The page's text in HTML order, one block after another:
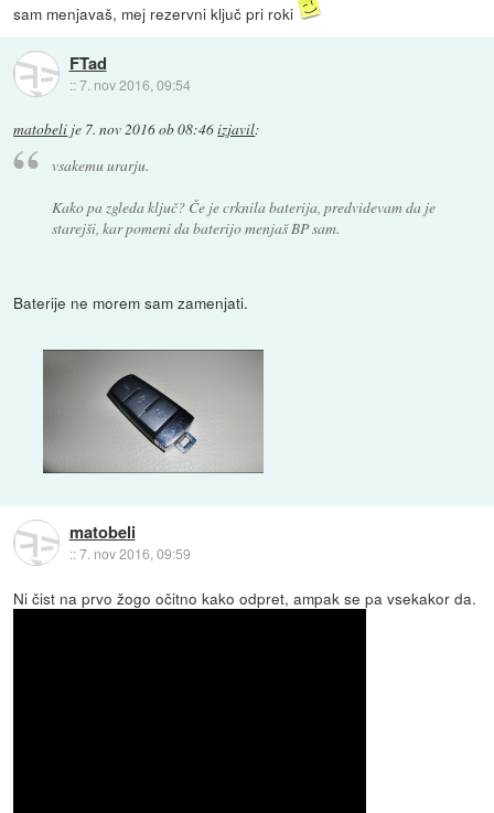
sam menjavaš, mej rezervni ključ pri roki
FTad
::7. nov 2016, 09:54
matobeli je 7. nov 2016 ob 08:46izjavil:
vsakemu urarju.
Kako pa zgleda ključ? Če je crknila baterija, predvidevam da je
starejši, kar pomeni da baterijo menjaš BP sam.
Baterije ne morem sam zamenjati.
matobeli
::7. nov 2016, 09:59
Ni čist na prvo žogo očitno kako odpret, ampak se pa vsekakor da.